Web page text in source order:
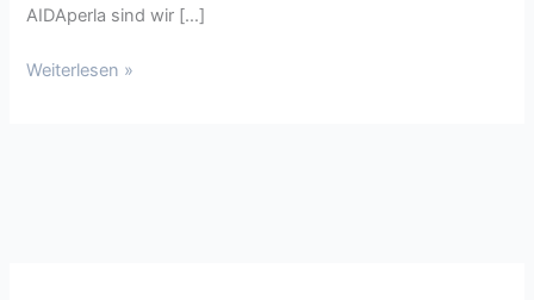
AIDAperla sind wir […]
Weiterlesen »